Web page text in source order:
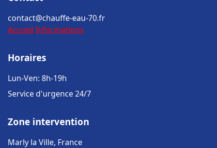
contact@chauffe-eau-70.fr
Accueil Informations
Horaires
Lun-Ven: 8h-19h
Service d'urgence 24/7
Zone intervention
Marly la Ville, France